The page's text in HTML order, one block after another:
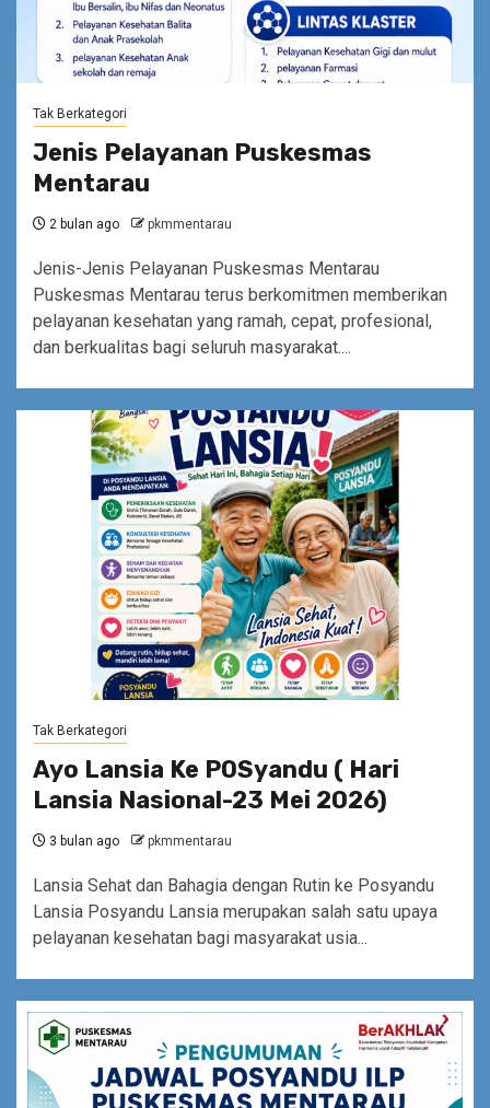
Tak Berkategori
Jenis Pelayanan Puskesmas
Mentarau
2 bulan ago pkmmentarau
Jenis-Jenis Pelayanan Puskesmas Mentarau
Puskesmas Mentarau terus berkomitmen memberikan
pelayanan kesehatan yang ramah, cepat, profesional,
dan berkualitas bagi seluruh masyarakat....
Tak Berkategori
Ayo Lansia Ke POSyandu ( Hari
Lansia Nasional-23 Mei 2026)
3 bulan ago pkmmentarau
Lansia Sehat dan Bahagia dengan Rutin ke Posyandu
Lansia Posyandu Lansia merupakan salah satu upaya
pelayanan kesehatan bagi masyarakat usia...